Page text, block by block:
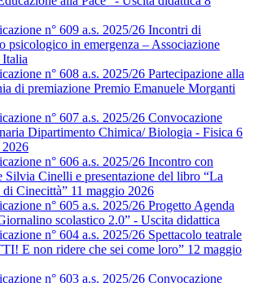
n° 609 a.s. 2025/26 Incontri di
psicologico in emergenza – Associazione
n° 608 a.s. 2025/26 Partecipazione alla
di premiazione Premio Emanuele Morganti
n° 607 a.s. 2025/26 Convocazione
Dipartimento Chimica/ Biologia - Fisica 6
n° 606 a.s. 2025/26 Incontro con
Silvia Cinelli e presentazione del libro “La
di Cinecittà” 11 maggio 2026
n° 605 a.s. 2025/26 Progetto Agenda
scolastico 2.0” - Uscita didattica
n° 604 a.s. 2025/26 Spettacolo teatrale
E non ridere che sei come loro” 12 maggio
n° 603 a.s. 2025/26 Convocazione